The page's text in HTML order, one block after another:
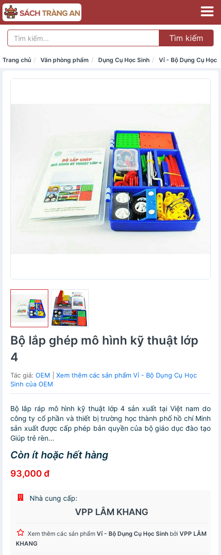
Tìm kiếm
Trang chủ Văn phòng phẩm Dụng Cụ Học Sinh Vỉ - Bộ Dụng Cụ Học
Bộ lắp ghép mô hình kỹ thuật lớp
4
Tác giả: OEM
Xem thêm các sản phẩm Vỉ - Bộ Dụng Cụ Học
Sinh của OEM
Bộ lắp ráp mô hình kỹ thuật lớp 4 sản xuất tại Việt nam do
công ty cổ phần và thiết bị trường học thành phố hồ chí Minh
sản xuất được cấp phép bản quyền của bộ giáo dục đào tạo
Giúp trẻ rèn...
Còn ít hoặc hết hàng
93,000 đ
Nhà cung cấp:
VPP LÂM KHANG
Xem thêm các sản phẩm Vỉ - Bộ Dụng Cụ Học Sinh bởi VPP LÂM
KHANG